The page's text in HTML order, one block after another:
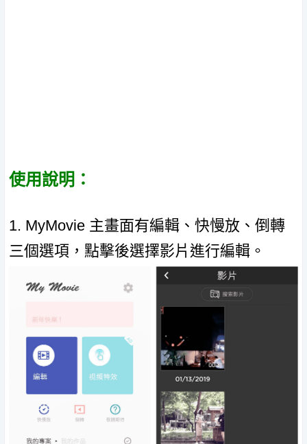
使用說明：
1. MyMovie 主畫面有編輯、快慢放、倒轉
三個選項，點擊後選擇影片進行編輯。